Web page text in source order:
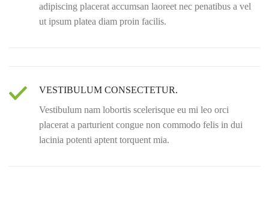
adipiscing placerat accumsan laoreet nec penatibus a vel
ut ipsum platea diam proin facilis.
VESTIBULUM CONSECTETUR.
Vestibulum nam lobortis scelerisque eu mi leo orci
placerat a parturient congue non commodo felis in dui
lacinia potenti aptent torquent mia.